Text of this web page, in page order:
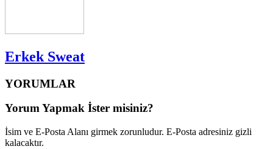
Erkek Sweat
YORUMLAR
Yorum Yapmak İster misiniz?
İsim ve E-Posta Alanı girmek zorunludur. E-Posta adresiniz gizli
kalacaktır.